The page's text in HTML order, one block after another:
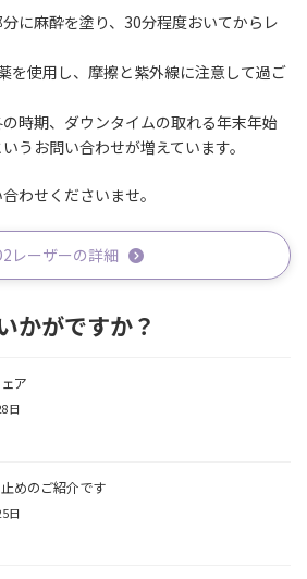
に麻酔を塗り、30分程度おいてからレ
を使用し、摩擦と紫外線に注意して過ご
時期、ダウンタイムの取れる年末年始
うお問い合わせが増えています。
わせくださいませ。
レーザーの詳細
かがですか？
ア
日
めのご紹介です
日